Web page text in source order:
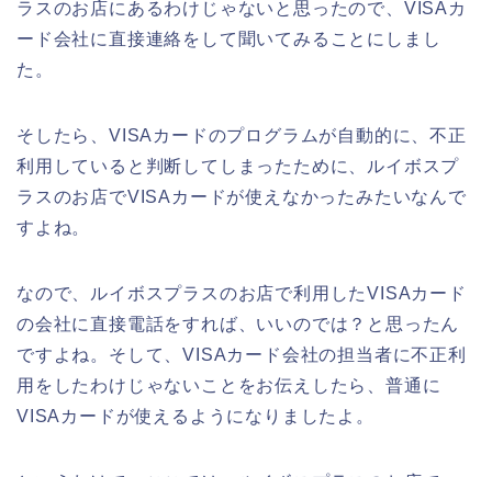
ラスのお店にあるわけじゃないと思ったので、VISAカ
ード会社に直接連絡をして聞いてみることにしまし
た。
そしたら、VISAカードのプログラムが自動的に、不正
利用していると判断してしまったために、ルイボスプ
ラスのお店でVISAカードが使えなかったみたいなんで
すよね。
なので、ルイボスプラスのお店で利用したVISAカード
の会社に直接電話をすれば、いいのでは？と思ったん
ですよね。そして、VISAカード会社の担当者に不正利
用をしたわけじゃないことをお伝えしたら、普通に
VISAカードが使えるようになりましたよ。